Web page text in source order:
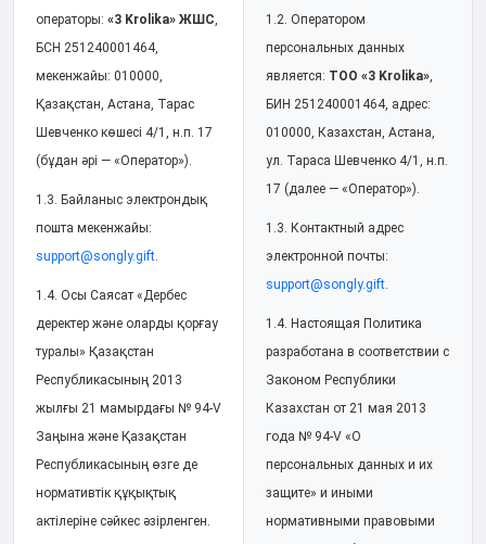
операторы: «3 Krolika» ЖШС,
БСН 251240001464,
мекенжайы: 010000,
Қазақстан, Астана, Тарас
Шевченко көшесі 4/1, н.п. 17
(бұдан әрі — «Оператор»).
1.3. Байланыс электрондық
пошта мекенжайы:
support@songly.gift.
1.4. Осы Саясат «Дербес
деректер және оларды қорғау
туралы» Қазақстан
Республикасының 2013
жылғы 21 мамырдағы № 94-V
Заңына және Қазақстан
Республикасының өзге де
нормативтік құқықтық
актілеріне сәйкес әзірленген.
1.2. Оператором
персональных данных
является: ТОО «3 Krolika»,
БИН 251240001464, адрес:
010000, Казахстан, Астана,
ул. Тараса Шевченко 4/1, н.п.
17 (далее — «Оператор»).
1.3. Контактный адрес
электронной почты:
support@songly.gift.
1.4. Настоящая Политика
разработана в соответствии с
Законом Республики
Казахстан от 21 мая 2013
года № 94-V «О
персональных данных и их
защите» и иными
нормативными правовыми